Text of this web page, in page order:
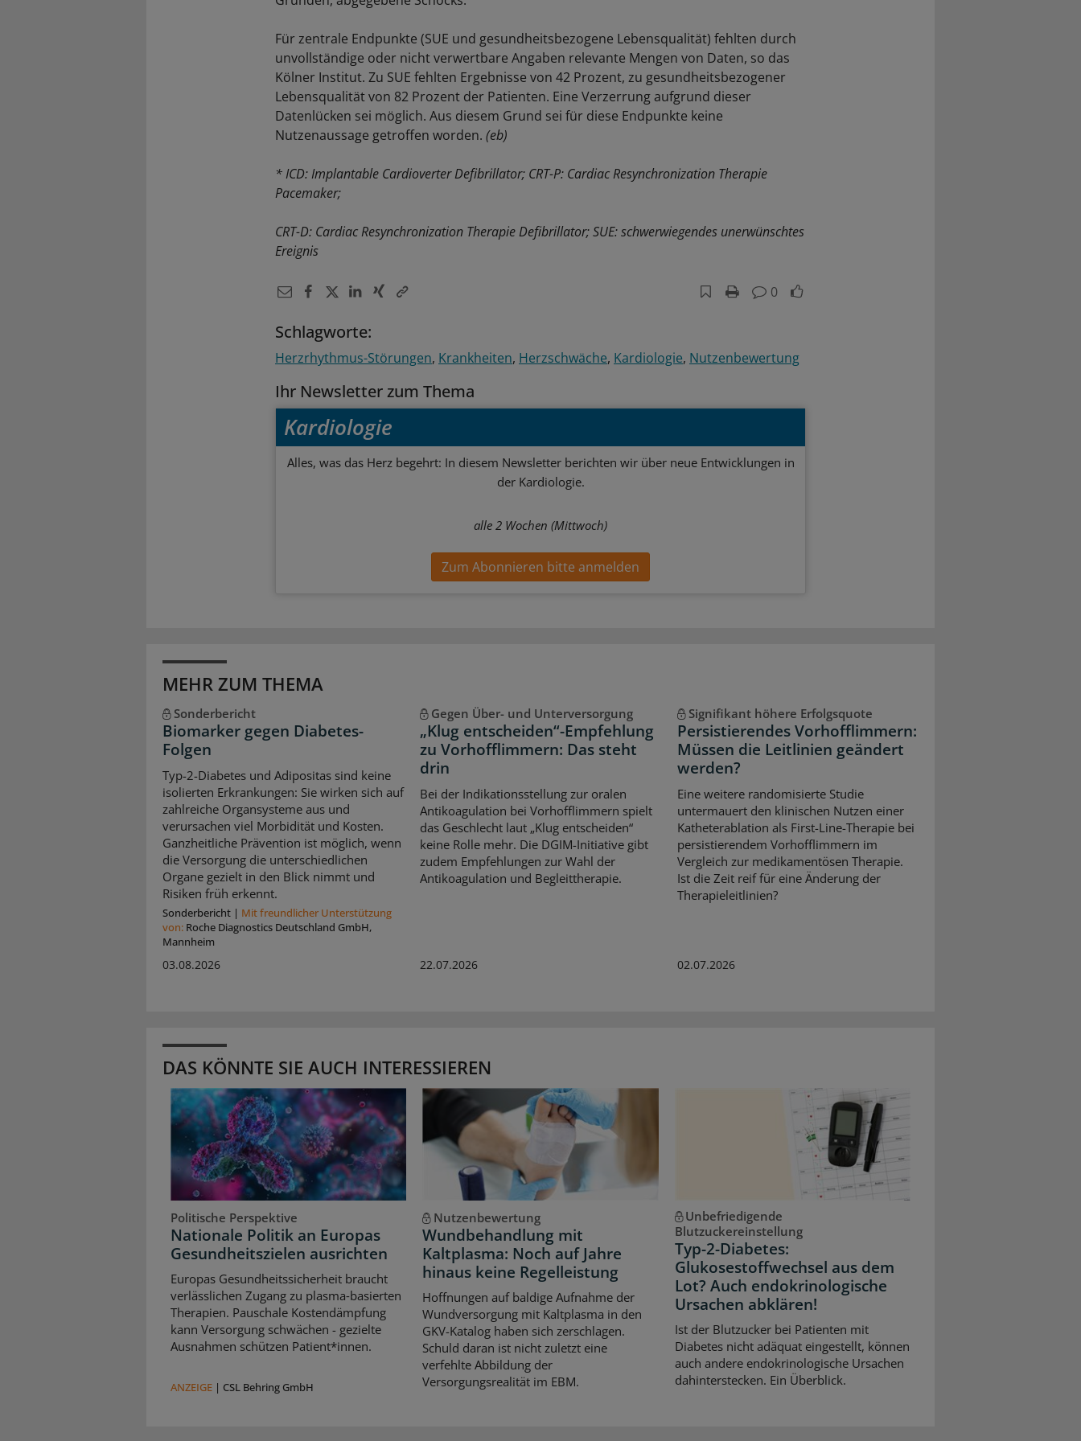
Für zentrale Endpunkte (SUE und gesundheitsbezogene Lebensqualität) fehlten durch
unvollständige oder nicht verwertbare Angaben relevante Mengen von Daten, so das
Kölner Institut. Zu SUE fehlten Ergebnisse von 42 Prozent, zu gesundheitsbezogener
Lebensqualität von 82 Prozent der Patienten. Eine Verzerrung aufgrund dieser
Datenlücken sei möglich. Aus diesem Grund sei für diese Endpunkte keine
Nutzenaussage getroffen worden. (eb)
* ICD: Implantable Cardioverter Defibrillator; CRT-P: Cardiac Resynchronization Therapie
Pacemaker;
CRT-D: Cardiac Resynchronization Therapie Defibrillator; SUE: schwerwiegendes unerwünschtes
Ereignis
0
Schlagworte:
Herzrhythmus-Störungen Krankheiten Herzschwäche Kardiologie Nutzenbewertung
Ihr Newsletter zum Thema
Kardiologie
Alles, was das Herz begehrt: In diesem Newsletter berichten wir über neue Entwicklungen in
der Kardiologie.
alle 2 Wochen (Mittwoch)
Zum Abonnieren bitte anmelden
MEHR ZUM THEMA
Sonderbericht
Biomarker gegen Diabetes-
Folgen
Typ-2-Diabetes und Adipositas sind keine
isolierten Erkrankungen: Sie wirken sich auf
zahlreiche Organsysteme aus und
verursachen viel Morbidität und Kosten.
Ganzheitliche Prävention ist möglich, wenn
die Versorgung die unterschiedlichen
Organe gezielt in den Blick nimmt und
Risiken früh erkennt.
Sonderbericht | Mit freundlicher Unterstützung
von: Roche Diagnostics Deutschland GmbH,
Mannheim
03.08.2026
Gegen Über- und Unterversorgung
„Klug entscheiden“-Empfehlung
zu Vorhofflimmern: Das steht
drin
Bei der Indikationsstellung zur oralen
Antikoagulation bei Vorhofflimmern spielt
das Geschlecht laut „Klug entscheiden“
keine Rolle mehr. Die DGIM-Initiative gibt
zudem Empfehlungen zur Wahl der
Antikoagulation und Begleittherapie.
22.07.2026
Signifikant höhere Erfolgsquote
Persistierendes Vorhofflimmern:
Müssen die Leitlinien geändert
werden?
Eine weitere randomisierte Studie
untermauert den klinischen Nutzen einer
Katheterablation als First-Line-Therapie bei
persistierendem Vorhofflimmern im
Vergleich zur medikamentösen Therapie.
Ist die Zeit reif für eine Änderung der
Therapieleitlinien?
02.07.2026
DAS KÖNNTE SIE AUCH INTERESSIEREN
Politische Perspektive
Nationale Politik an Europas
Gesundheitszielen ausrichten
Europas Gesundheitssicherheit braucht
verlässlichen Zugang zu plasma‑basierten
Therapien. Pauschale Kostendämpfung
kann Versorgung schwächen - gezielte
Ausnahmen schützen Patient*innen.
ANZEIGE | CSL Behring GmbH
Nutzenbewertung
Wundbehandlung mit
Kaltplasma: Noch auf Jahre
hinaus keine Regelleistung
Hoffnungen auf baldige Aufnahme der
Wundversorgung mit Kaltplasma in den
GKV-Katalog haben sich zerschlagen.
Schuld daran ist nicht zuletzt eine
verfehlte Abbildung der
Versorgungsrealität im EBM.
Unbefriedigende
Blutzuckereinstellung
Typ-2-Diabetes:
Glukosestoffwechsel aus dem
Lot? Auch endokrinologische
Ursachen abklären!
Ist der Blutzucker bei Patienten mit
Diabetes nicht adäquat eingestellt, können
auch andere endokrinologische Ursachen
dahinterstecken. Ein Überblick.